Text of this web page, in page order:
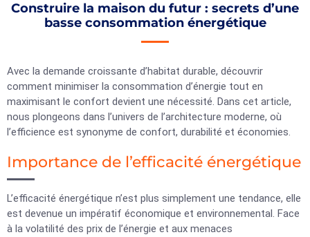
Construire la maison du futur : secrets d’une
basse consommation énergétique
Avec la demande croissante d’habitat durable, découvrir
comment minimiser la consommation d’énergie tout en
maximisant le confort devient une nécessité. Dans cet article,
nous plongeons dans l’univers de l’architecture moderne, où
l’efficience est synonyme de confort, durabilité et économies.
Importance de l’efficacité énergétique
L’efficacité énergétique n’est plus simplement une tendance, elle
est devenue un impératif économique et environnemental. Face
à la volatilité des prix de l’énergie et aux menaces